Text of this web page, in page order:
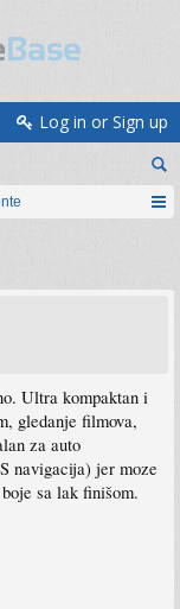
Log in or Sign up
Ultra kompaktan i
gledanje filmova,
za auto
navigacija) jer moze
sa lak finišom.